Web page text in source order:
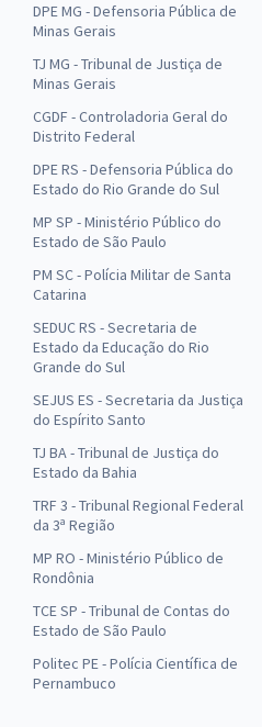
DPE MG - Defensoria Pública de
Minas Gerais
TJ MG - Tribunal de Justiça de
Minas Gerais
CGDF - Controladoria Geral do
Distrito Federal
DPE RS - Defensoria Pública do
Estado do Rio Grande do Sul
MP SP - Ministério Público do
Estado de São Paulo
PM SC - Polícia Militar de Santa
Catarina
SEDUC RS - Secretaria de
Estado da Educação do Rio
Grande do Sul
SEJUS ES - Secretaria da Justiça
do Espírito Santo
TJ BA - Tribunal de Justiça do
Estado da Bahia
TRF 3 - Tribunal Regional Federal
da 3ª Região
MP RO - Ministério Público de
Rondônia
TCE SP - Tribunal de Contas do
Estado de São Paulo
Politec PE - Polícia Científica de
Pernambuco